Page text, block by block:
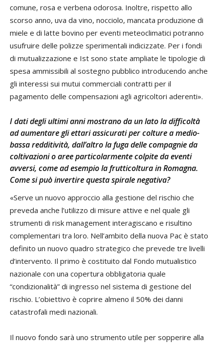
comune, rosa e verbena odorosa. Inoltre, rispetto allo
scorso anno, uva da vino, nocciolo, mancata produzione di
miele e di latte bovino per eventi meteoclimatici potranno
usufruire delle polizze sperimentali indicizzate. Per i fondi
di mutualizzazione e Ist sono state ampliate le tipologie di
spesa ammissibili al sostegno pubblico introducendo anche
gli interessi sui mutui commerciali contratti per il
pagamento delle compensazioni agli agricoltori aderenti».
I dati degli ultimi anni mostrano da un lato la difficoltà
ad aumentare gli ettari assicurati per colture a medio-
bassa redditività, dall’altro la fuga delle compagnie da
coltivazioni o aree particolarmente colpite da eventi
avversi, come ad esempio la frutticoltura in Romagna.
Come si può invertire questa spirale negativa?
«Serve un nuovo approccio alla gestione del rischio che
preveda anche l’utilizzo di misure attive e nel quale gli
strumenti di risk management interagiscano e risultino
complementari tra loro. Nell’ambito della nuova Pac è stato
definito un nuovo quadro strategico che prevede tre livelli
d’intervento. Il primo è costituito dal Fondo mutualistico
nazionale con una copertura obbligatoria quale
“condizionalità” di ingresso nel sistema di gestione del
rischio. L’obiettivo è coprire almeno il 50% dei danni
catastrofali medi nazionali.
Il nuovo fondo sarà uno strumento utile per sopperire alla